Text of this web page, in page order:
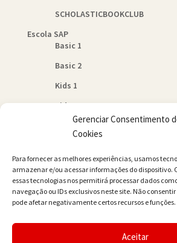
Gerenciar Consentimento
Cookies
Para fornecer as melhores experiências, usamos
armazenar e/ou acessar informações do dispositivo.
essas tecnologias nos permitirá processar dados
navegação ou IDs exclusivos neste site. Não
pode afetar negativamente certos recursos e funções.
Aceitar
SCHOLASTICBOOKCLUB
Escola SAP
Basic 1
Basic 2
Kids 1
Kids 2
Quem Somos
Contato